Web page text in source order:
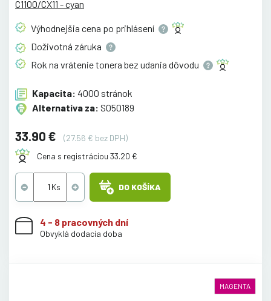
C1100/CX11 - cyan
Výhodnejšia cena po prihlásení
Doživotná záruka
Rok na vrátenie tonera bez udania dôvodu
Kapacita: 4000 stránok
Alternatíva za: S050189
33.90 €
(27.56 € bez DPH)
Cena s registráciou 33.20 €
DO KOŠÍKA
4 - 8 pracovných dní
Obvyklá dodacia doba
MAGENTA